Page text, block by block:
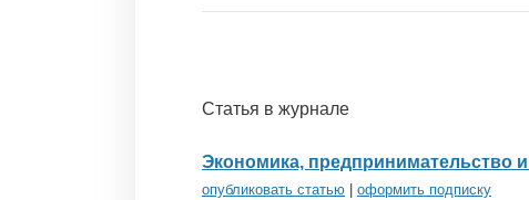
Статья в журнале
Экономика, предпринимательство
опубликовать статью оформить подписку